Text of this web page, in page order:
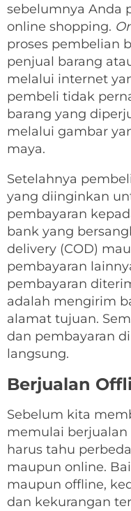
sebelumnya Anda
online shopping. O
proses pembelian
penjual barang
melalui internet
pembeli tidak
barang yang
melalui gambar
maya.
Setelahnya
yang diinginkan
pembayaran
bank yang
delivery (COD)
pembayaran
pembayaran
adalah mengirim
alamat tujuan.
dan pembayaran
langsung.
Berjualan
Sebelum kita
memulai
harus tahu
maupun online.
maupun offline,
dan kekurangan